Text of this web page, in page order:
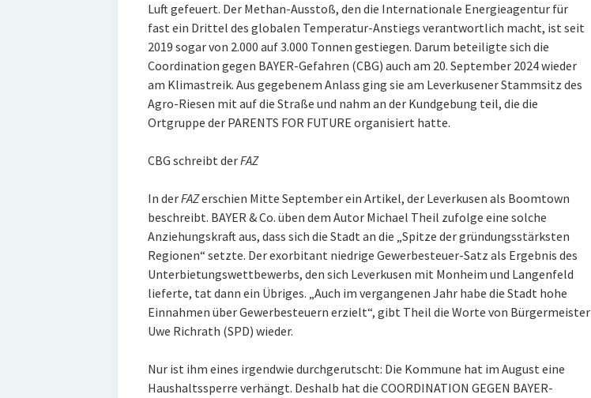
Luft gefeuert. Der Methan-Ausstoß, den die Internationale Energieagentur für
fast ein Drittel des globalen Temperatur-Anstiegs verantwortlich macht, ist seit
2019 sogar von 2.000 auf 3.000 Tonnen gestiegen. Darum beteiligte sich die
Coordination gegen BAYER-Gefahren (CBG) auch am 20. September 2024 wieder
am Klimastreik. Aus gegebenem Anlass ging sie am Leverkusener Stammsitz des
Agro-Riesen mit auf die Straße und nahm an der Kundgebung teil, die die
Ortgruppe der PARENTS FOR FUTURE organisiert hatte.
CBG schreibt derFAZ
In derFAZerschien Mitte September ein Artikel, der Leverkusen als Boomtown
beschreibt. BAYER & Co. üben dem Autor Michael Theil zufolge eine solche
Anziehungskraft aus, dass sich die Stadt an die „Spitze der gründungsstärksten
Regionen“ setzte. Der exorbitant niedrige Gewerbesteuer-Satz als Ergebnis des
Unterbietungswettbewerbs, den sich Leverkusen mit Monheim und Langenfeld
lieferte, tat dann ein Übriges. „Auch im vergangenen Jahr habe die Stadt hohe
Einnahmen über Gewerbesteuern erzielt“, gibt Theil die Worte von Bürgermeister
Uwe Richrath (SPD) wieder.
Nur ist ihm eines irgendwie durchgerutscht: Die Kommune hat im August eine
Haushaltssperre verhängt. Deshalb hat die COORDINATION GEGEN BAYER-